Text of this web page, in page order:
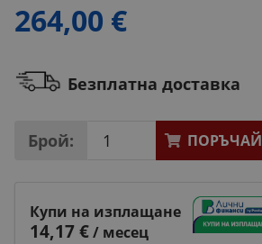
264,00 €
Безплатна доставка
Брой: ПОРЪЧАЙ
Купи на изплащане
14,17 €/ месец